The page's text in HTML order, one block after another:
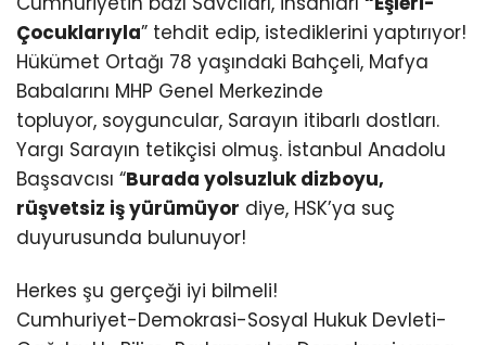
Çocuklarıyla” tehdit edip, istediklerini yaptırıyor!
Hükümet Ortağı 78 yaşındaki Bahçeli, Mafya
Babalarını MHP Genel Merkezinde
topluyor, soyguncular, Sarayın itibarlı dostları.
Yargı Sarayın tetikçisi olmuş. İstanbul Anadolu
Başsavcısı “Burada yolsuzluk dizboyu,
rüşvetsiz iş yürümüyor diye, HSK’ya suç
duyurusunda bulunuyor!
Herkes şu gerçeği iyi bilmeli!
Cumhuriyet-Demokrasi-Sosyal Hukuk Devleti-